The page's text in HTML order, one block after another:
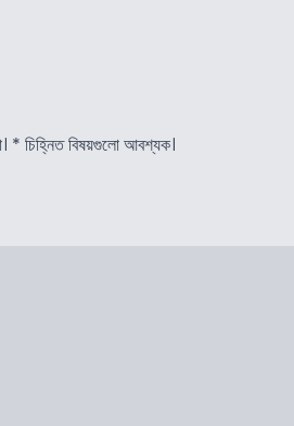
* চিহ্নিত বিষয়গুলো আবশ্যক।